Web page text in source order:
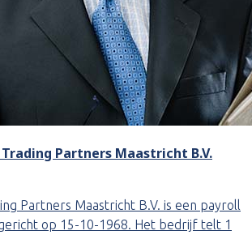
Partners Maastricht B.V.
Partners Maastricht B.V. is een payroll
op 15-10-1968. Het bedrijf telt 1